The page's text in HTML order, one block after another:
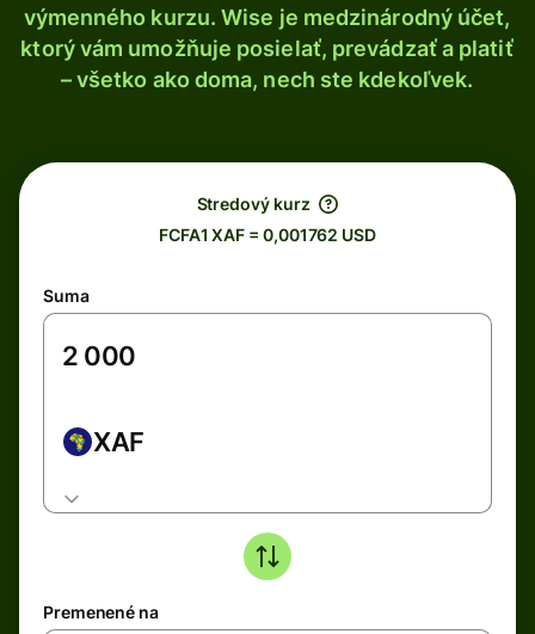
výmenného kurzu. Wise je medzinárodný účet,
ktorý vám umožňuje posielať, prevádzať a platiť
– všetko ako doma, nech ste kdekoľvek.
Stredový kurz
FCFA1 XAF = 0,001762 USD
Suma
XAF
Premenené na